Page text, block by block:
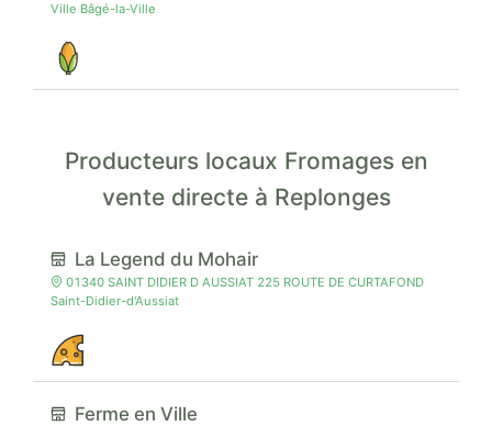
Ville Bâgé-la-Ville
Producteurs locaux Fromages en
vente directe à Replonges
La Legend du Mohair
01340 SAINT DIDIER D AUSSIAT 225 ROUTE DE CURTAFOND
Saint-Didier-d'Aussiat
Ferme en Ville